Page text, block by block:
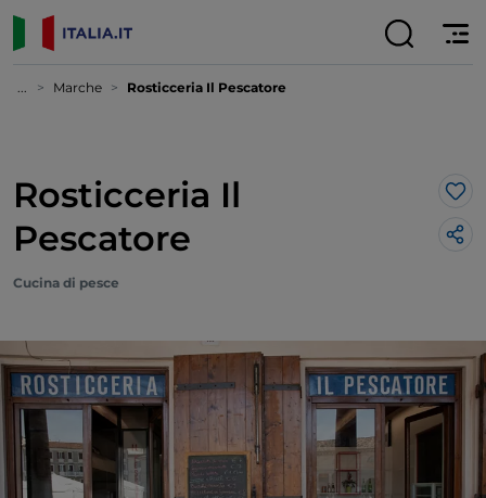
... Marche Rosticceria Il Pescatore
Rosticceria Il
Pescatore
Cucina di pesce